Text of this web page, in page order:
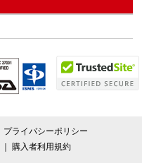
プライバシーポリシー
購入者利用規約